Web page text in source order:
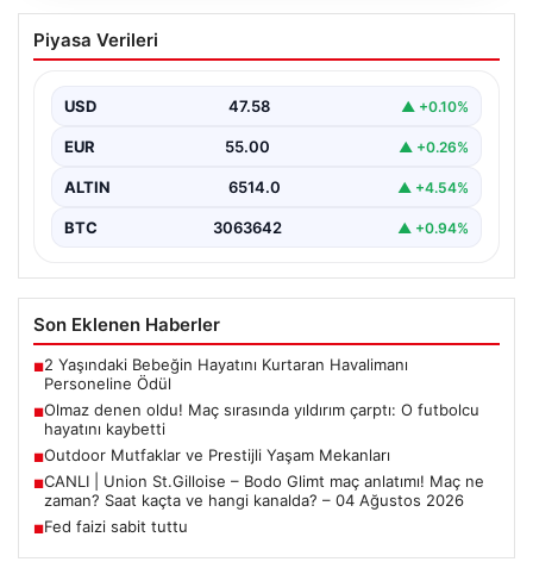
Olmaz denen oldu! Maç sırasında
yıldırım çarptı: O futbolcu hayatını
Piyasa Verileri
USD 47.58 ▲ +0.10%
EUR 55.00 ▲ +0.26%
ALTIN 6514.0 ▲ +4.54%
BTC 3063642 ▲ +0.94%
Son Eklenen Haberler
■2 Yaşındaki Bebeğin Hayatını Kurtaran Havalimanı
Personeline Ödül
■Olmaz denen oldu! Maç sırasında yıldırım çarptı: O futbolcu
hayatını kaybetti
■Outdoor Mutfaklar ve Prestijli Yaşam Mekanları
■CANLI | Union St.Gilloise – Bodo Glimt maç anlatımı! Maç ne
zaman? Saat kaçta ve hangi kanalda? – 04 Ağustos 2026
■Fed faizi sabit tuttu